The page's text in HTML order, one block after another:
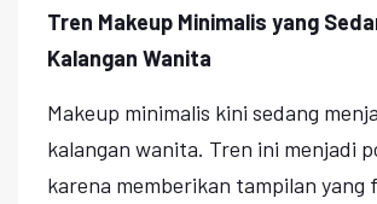
Tren Makeup Minimalis yang
Kalangan Wanita
Makeup minimalis kini sedang
kalangan wanita. Tren ini menjadi
karena memberikan tampilan yang